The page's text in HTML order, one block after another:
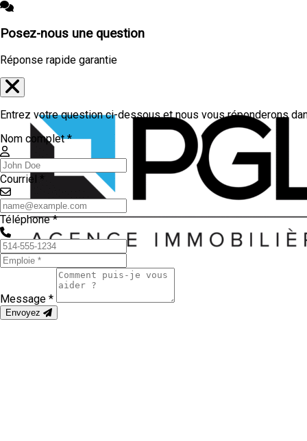
Posez-nous une question
Réponse rapide garantie
Entrez votre question ci-dessous et nous vous réponderons
Nom complet *
Courriel *
Téléphone *
Message *
Envoyez